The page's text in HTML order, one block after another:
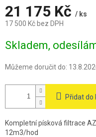
21 175 Kč / ks
17 500 Kč bez DPH
cena:
Skladem,
Můžeme doručit do:
Přidat do
Kompletní písková filtrace
12m3/hod